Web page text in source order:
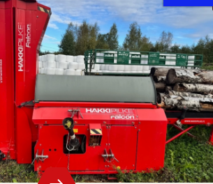
35 plus plus stół
10 t
Maks. średnica
35 cm
379 000 CZKbez VAT